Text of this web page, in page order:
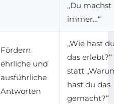
„Du machst
immer…“
Fördern
ehrliche und
ausführliche
Antworten
„Wie hast
das erlebt?“
statt
hast du das
gemacht?“